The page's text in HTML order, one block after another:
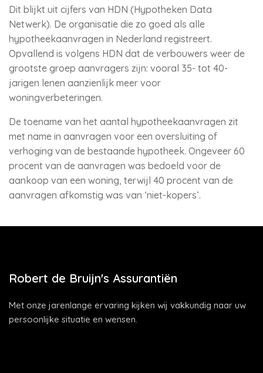
Dit blijkt uit cijfers van HDN (Hypotheken Data
Netwerk). De organisatie die zo goed als alle
hypotheekaanvragen in Nederland registreert.
Opvallend is volgens HDN dat de verbouwers weer de
grootste groep aanvragers zijn: vooral 35- tot 40-
jarigen lenen aanzienlijk meer voor
woningverbeteringen.
De toename van het aantal hypotheekaanvragen zit
met name in aanvragen voor een oversluiting of
verhoging van de bestaande hypotheek. Ongeveer 60
procent van de aanvragen was bedoeld voor de
aankoop van een woning, terwijl 40 procent van de
aanvragen afkomstig was van ‘niet-kopers’.
Robert de Bruijn's Assurantiën
Met onze jarenlange ervaring kijken wij vakkundig naar uw
persoonlijke situatie en wensen.